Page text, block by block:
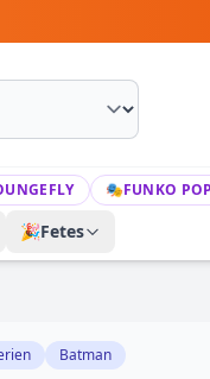
🎭FUNKO
🎉Fetes
Batman